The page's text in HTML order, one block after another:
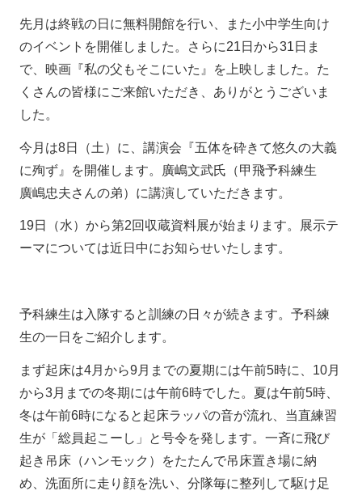
先月は終戦の日に無料開館を行い、また小中学生向け
のイベントを開催しました。さらに21日から31日ま
で、映画『私の父もそこにいた』を上映しました。た
くさんの皆様にご来館いただき、ありがとうございま
した。
今月は8日（土）に、講演会『五体を砕きて悠久の大義
に殉ず』を開催します。廣嶋文武氏（甲飛予科練生
廣嶋忠夫さんの弟）に講演していただきます。
19日（水）から第2回収蔵資料展が始まります。展示テ
ーマについては近日中にお知らせいたします。
予科練生は入隊すると訓練の日々が続きます。予科練
生の一日をご紹介します。
まず起床は4月から9月までの夏期には午前5時に、10月
から3月までの冬期には午前6時でした。夏は午前5時、
冬は午前6時になると起床ラッパの音が流れ、当直練習
生が「総員起こーし」と号令を発します。一斉に飛び
起き吊床（ハンモック）をたたんで吊床置き場に納
め、洗面所に走り顔を洗い、分隊毎に整列して駆け足